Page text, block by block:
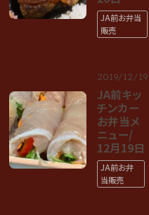
JA前お弁当
販売
2019/12/19
JA前キッ
チンカー
お弁当メ
ニュー/
12月19日
JA前お弁
当販売